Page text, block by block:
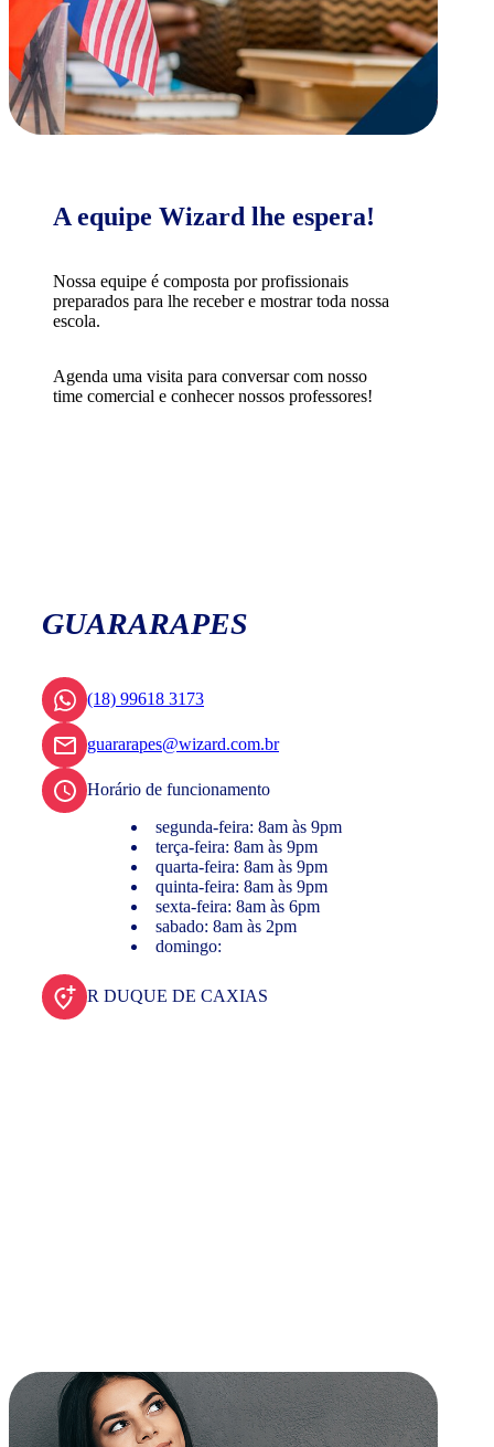
A equipe Wizard lhe espera!
Nossa equipe é composta por profissionais
preparados para lhe receber e mostrar toda nossa
escola.
Agenda uma visita para conversar com nosso
time comercial e conhecer nossos professores!
GUARARAPES
(18) 99618 3173
guararapes@wizard.com.br
Horário de funcionamento
segunda-feira: 8am às 9pm
terça-feira: 8am às 9pm
quarta-feira: 8am às 9pm
quinta-feira: 8am às 9pm
sexta-feira: 8am às 6pm
sabado: 8am às 2pm
domingo:
R DUQUE DE CAXIAS